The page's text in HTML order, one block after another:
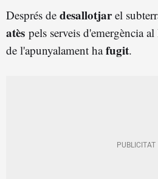
Després de desallotjarel
atès pels serveis d'emergència
de l'apunyalament hafugit.